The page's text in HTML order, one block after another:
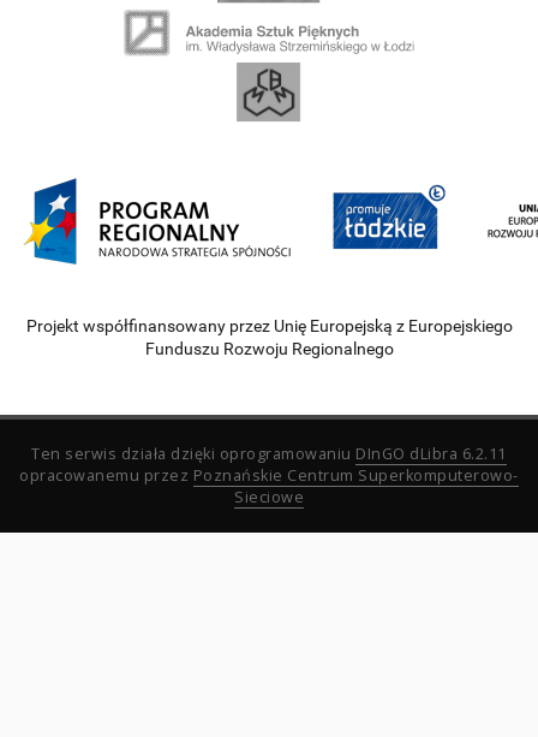
Projekt współfinansowany przez Unię Europejską z Europejskiego
Funduszu Rozwoju Regionalnego
Ten serwis działa dzięki oprogramowaniu DInGO dLibra 6.2.11
opracowanemu przez Poznańskie Centrum Superkomputerowo-
Sieciowe